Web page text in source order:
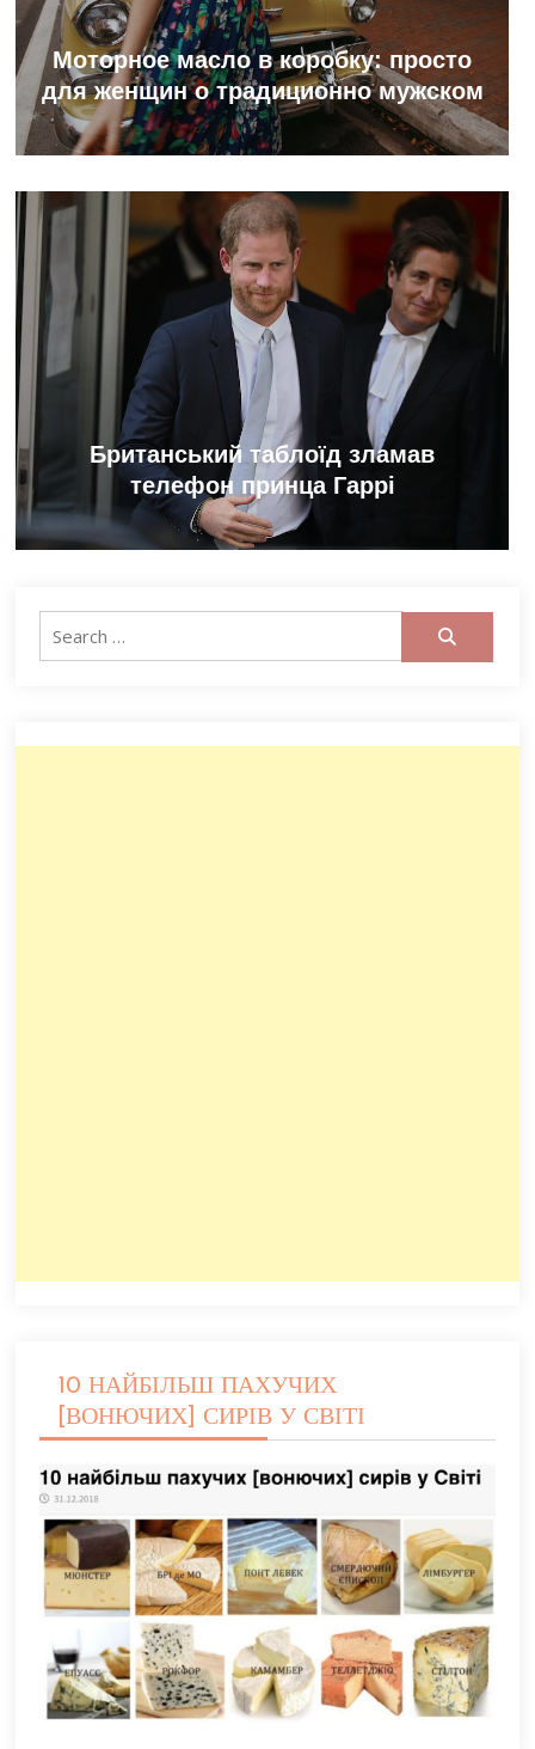
Моторное масло в коробку: просто
для женщин о традиционно мужском
Британський таблоїд зламав
телефон принца Гаррі
Search
10 НАЙБІЛЬШ ПАХУЧИХ
[ВОНЮЧИХ] СИРІВ У СВІТІ